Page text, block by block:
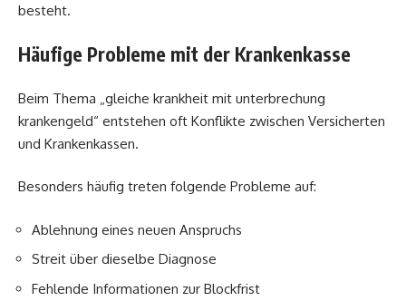
besteht.
Häufige Probleme mit der Krankenkasse
Beim Thema „gleiche krankheit mit unterbrechung
krankengeld“ entstehen oft Konflikte zwischen Versicherten
und Krankenkassen.
Besonders häufig treten folgende Probleme auf:
Ablehnung eines neuen Anspruchs
Streit über dieselbe Diagnose
Fehlende Informationen zur Blockfrist